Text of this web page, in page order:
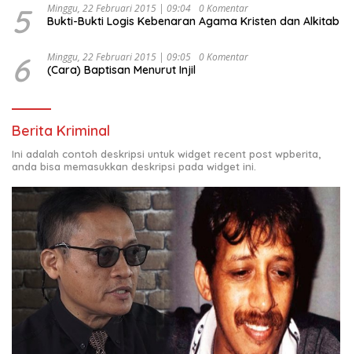
5 Minggu, 22 Februari 2015 | 09:04 0 Komentar
Bukti-Bukti Logis Kebenaran Agama Kristen dan Alkitab
6 Minggu, 22 Februari 2015 | 09:05 0 Komentar
(Cara) Baptisan Menurut Injil
Berita Kriminal
Ini adalah contoh deskripsi untuk widget recent post wpberita,
anda bisa memasukkan deskripsi pada widget ini.